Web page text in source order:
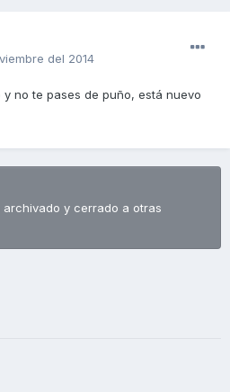
del 2014
no te pases de puño, está nuevo
archivado y cerrado a otras